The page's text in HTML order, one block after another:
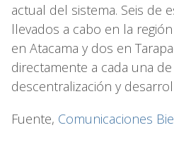
actual del sistema. Seis de
llevados a cabo en la
en Atacama y dos en
directamente a cada una
descentralización y
Fuente, Comunicaciones